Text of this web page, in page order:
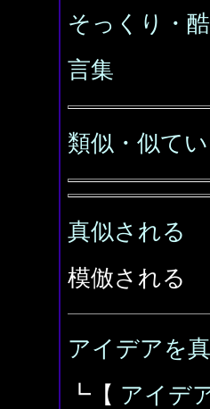
そっくり・
言集
類似・似て
真似される
模倣される
アイデアを
┗【 アイデ